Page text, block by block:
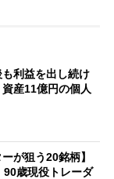
も利益を出し続け
産11億円の個人
が狙う20銘柄】
90歳現役トレーダ